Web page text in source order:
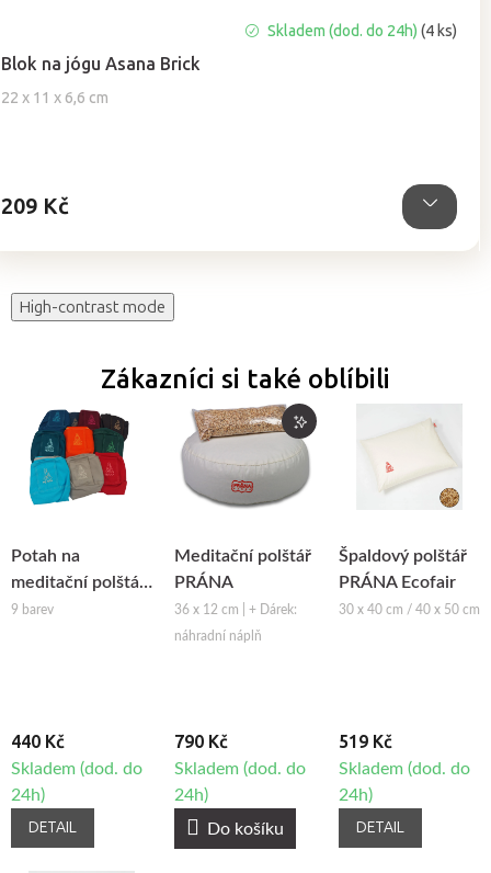
Blok na jógu Asana Brick
22 x 11 x 6,6 cm
hodnocení
produktu
je
Skladem (dod. do 24h)(4 ks)
209 Kč
High-contrast mode
Zákazníci si také oblíbili
Potah na
meditační polštář
PRÁNA
9 barev
440 Kč
Skladem (dod. do
24h)
DETAIL
Meditační polštář
PRÁNA
36 x 12 cm | + Dárek:
náhradní náplň
790 Kč
Skladem (dod. do
24h)
Do košíku
Špaldový polštář
PRÁNA Ecofair
30 x 40 cm / 40 x 50 cm
519 Kč
Skladem (dod. do
24h)
DETAIL